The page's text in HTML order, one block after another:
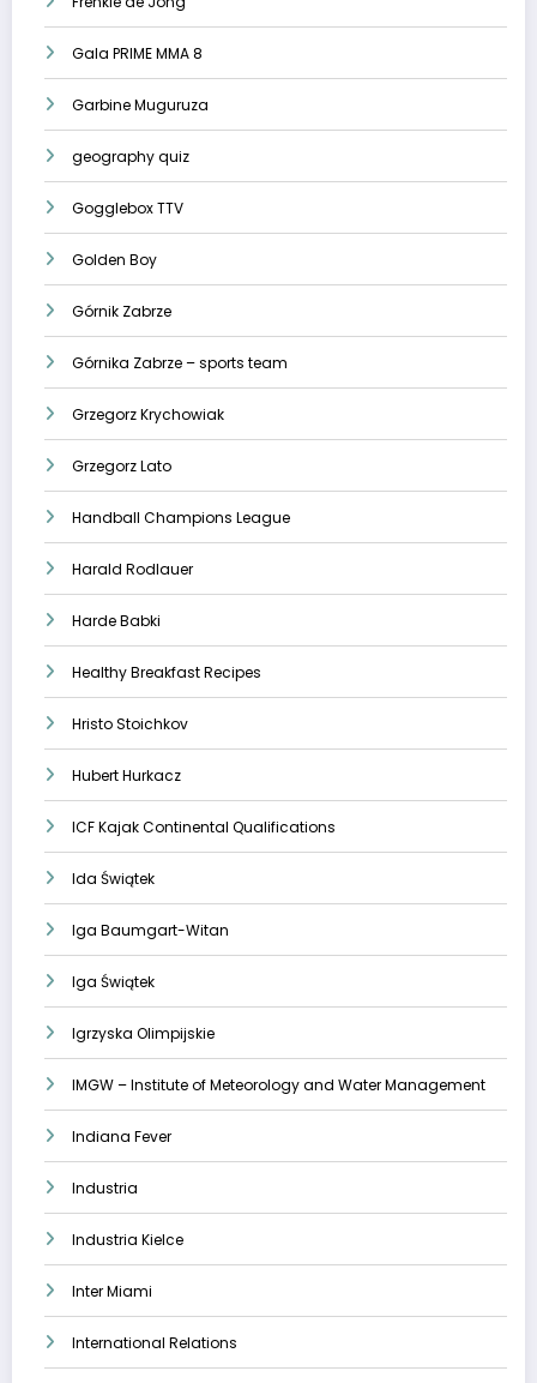
Gala PRIME MMA 8
Garbine Muguruza
geography quiz
Gogglebox TTV
Golden Boy
Górnik Zabrze
Górnika Zabrze – sports team
Grzegorz Krychowiak
Grzegorz Lato
Handball Champions League
Harald Rodlauer
Harde Babki
Healthy Breakfast Recipes
Hristo Stoichkov
Hubert Hurkacz
ICF Kajak Continental Qualifications
Ida Świątek
Iga Baumgart-Witan
Iga Świątek
Igrzyska Olimpijskie
IMGW – Institute of Meteorology and Water Management
Indiana Fever
Industria
Industria Kielce
Inter Miami
International Relations